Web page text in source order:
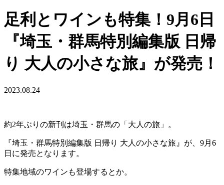
足利とワインも特集！9月6日
『埼玉・群馬特別編集版 日帰
り 大人の小さな旅』が発売！
2023.08.24
約2年ぶりの新刊は埼玉・群馬の「大人の旅」。
『埼玉・群馬特別編集版 日帰り 大人の小さな旅』が、9月6
日に発売となります。
特集地域のワインも登場するとか。